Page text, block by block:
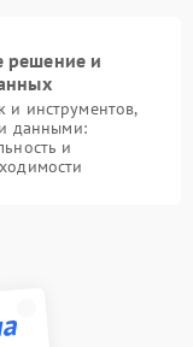
решение и
и инструментов,
данными:
и